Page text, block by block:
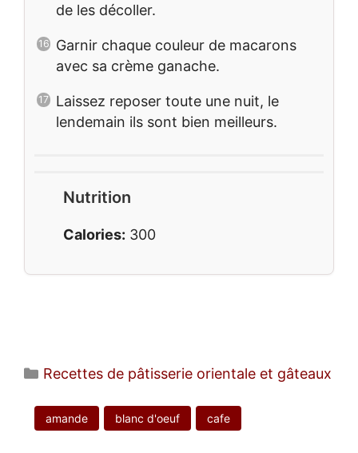
de les décoller.
Garnir chaque couleur de macarons
avec sa crème ganache.
Laissez reposer toute une nuit, le
lendemain ils sont bien meilleurs.
Nutrition
Calories: 300
Catégories
Recettes de pâtisserie orientale et gâteaux
amande blanc d'oeuf cafe